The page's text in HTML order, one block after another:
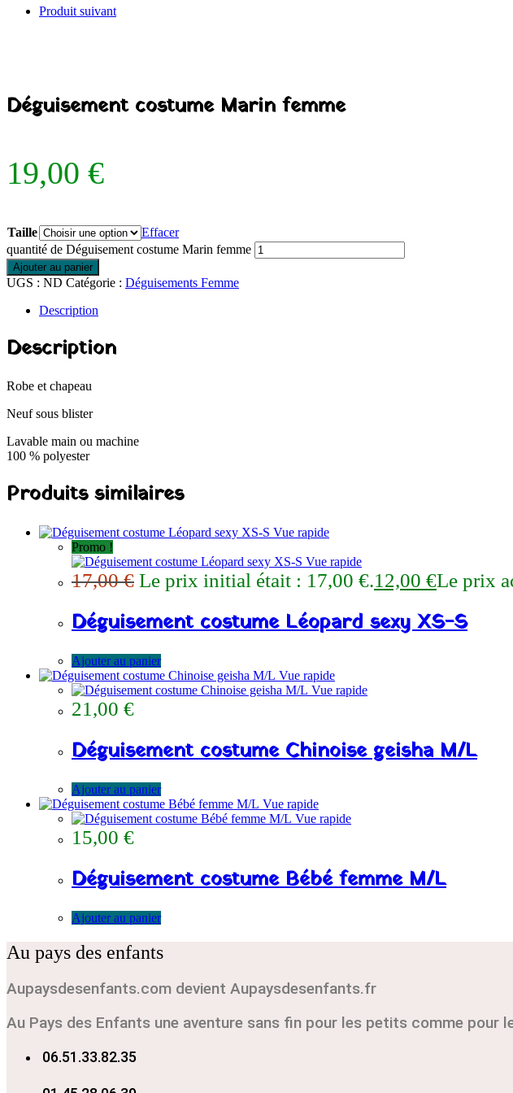
Produit suivant
Déguisement costume Marin femme
19,00 €
Taille
Effacer
quantité de Déguisement costume Marin femme
Ajouter au panier
UGS : ND Catégorie : Déguisements Femme
Description
Description
Robe et chapeau
Neuf sous blister
Lavable main ou machine
100 % polyester
Produits similaires
Vue rapide
Promo !
Vue rapide
17,00€ Le prix initial était : 17,00 €.12,00 €Le prix
Déguisement costume Léopard sexy XS-S
Ajouter au panier
Vue rapide
Vue rapide
21,00 €
Déguisement costume Chinoise geisha M/L
Ajouter au panier
Vue rapide
Vue rapide
15,00 €
Déguisement costume Bébé femme M/L
Ajouter au panier
Au pays des enfants
Aupaysdesenfants.com devient Aupaysdesenfants.fr
Au Pays des Enfants une aventure sans fin pour les petits comme pour
06.51.33.82.35